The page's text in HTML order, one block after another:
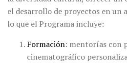
el desarrollo de proyectos en un
lo que el Programa incluye:
Formación: mentorías con
cinematográfico